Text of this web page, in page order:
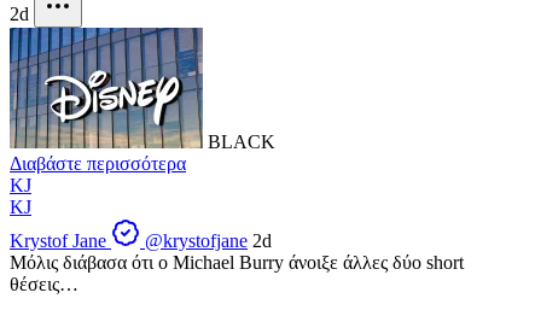
2d
BLACK
Διαβάστε περισσότερα
KJ
KJ
Krystof Jane
@krystofjane 2d
Μόλις διάβασα ότι ο Michael Burry άνοιξε άλλες δύο short
θέσεις…